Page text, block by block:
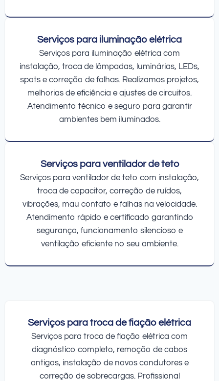
Serviços para iluminação elétrica
Serviços para iluminação elétrica com
instalação, troca de lâmpadas, luminárias, LEDs,
spots e correção de falhas. Realizamos projetos,
melhorias de eficiência e ajustes de circuitos.
Atendimento técnico e seguro para garantir
ambientes bem iluminados.
Serviços para ventilador de teto
Serviços para ventilador de teto com instalação,
troca de capacitor, correção de ruídos,
vibrações, mau contato e falhas na velocidade.
Atendimento rápido e certificado garantindo
segurança, funcionamento silencioso e
ventilação eficiente no seu ambiente.
Serviços para troca de fiação elétrica
Serviços para troca de fiação elétrica com
diagnóstico completo, remoção de cabos
antigos, instalação de novos condutores e
correção de sobrecargas. Profissional